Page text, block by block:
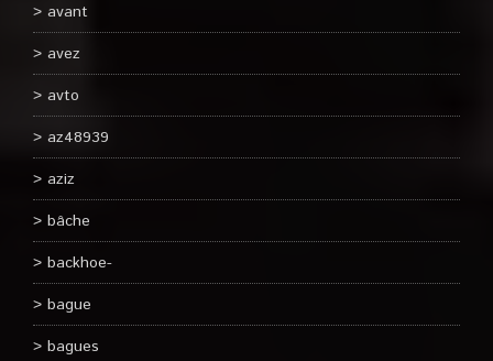
avant
avez
avto
az48939
aziz
bâche
backhoe-
bague
bagues